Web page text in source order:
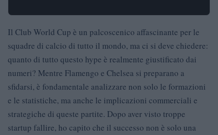
Il Club World Cup è un palcoscenico affascinante per le
squadre di calcio di tutto il mondo, ma ci si deve chiedere:
quanto di tutto questo hype è realmente giustificato dai
numeri? Mentre Flamengo e Chelsea si preparano a
sfidarsi, è fondamentale analizzare non solo le formazioni
e le statistiche, ma anche le implicazioni commerciali e
strategiche di queste partite. Dopo aver visto troppe
startup fallire, ho capito che il successo non è solo una